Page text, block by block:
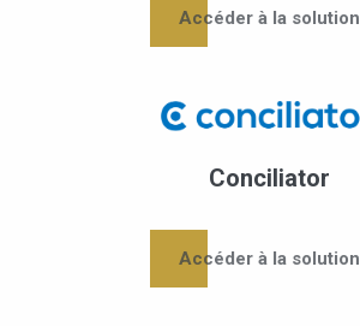
Accéder à la solution
Conciliator
Accéder à la solution